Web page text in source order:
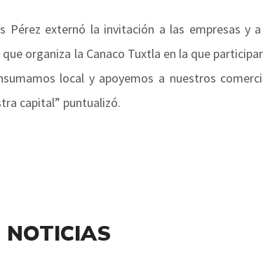
Pérez externó la invitación a las empresas y
que organiza la Canaco Tuxtla en la que
local y apoyemos a nuestros
capital” puntualizó.